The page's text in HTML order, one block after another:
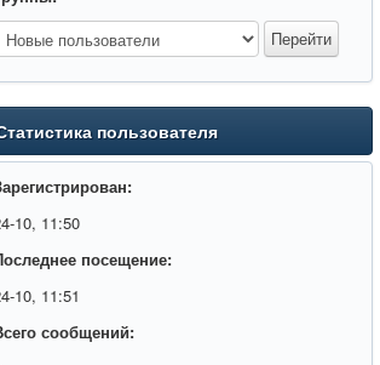
пользователя
10, 11:50
посещение:
10, 11:51
сообщений: